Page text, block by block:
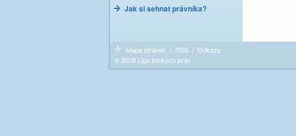
Jak si sehnat právníka?
Mapa stránek | RSS | Odkazy
© 2008 Liga lidských práv